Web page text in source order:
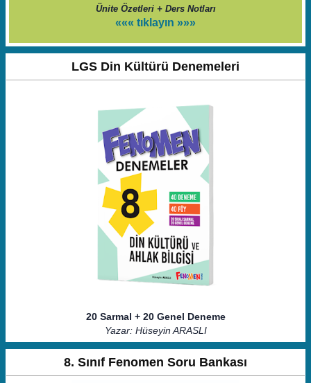
Ünite Özetleri + Ders Notları
««« tıklayın »»»
LGS Din Kültürü Denemeleri
20 Sarmal + 20 Genel Deneme
Yazar: Hüseyin ARASLI
8. Sınıf Fenomen Soru Bankası